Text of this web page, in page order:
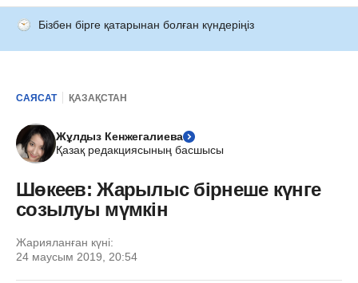
Бізбен бірге қатарынан болған күндеріңіз
САЯСАТ ҚАЗАҚСТАН
Жұлдыз Кенжегалиева
Қазақ редакциясының басшысы
Шөкеев: Жарылыс бірнеше күнге
созылуы мүмкін
Жарияланған күні:
24 маусым 2019, 20:54